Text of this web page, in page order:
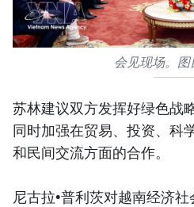
会见现场。
苏林建议双方发挥好绿色战
同时加强在贸易、投资、科
和民间交流方面的合作。
尼古拉•普利茨对越南经济